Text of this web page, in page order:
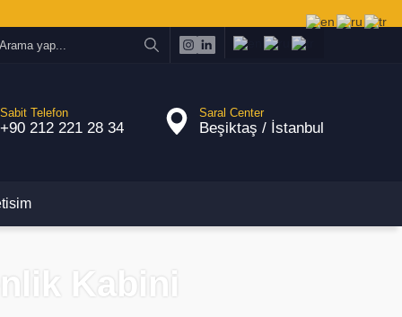
Sabit Telefon
+90 212 221 28 34
Saral Center
Beşiktaş / İstanbul
Kabini